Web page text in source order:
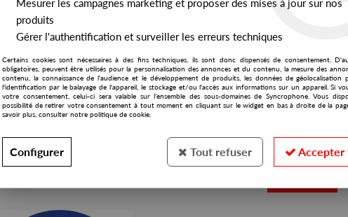
EXCLUSIVES
Mesurer les campagnes marketing et proposer des mises à jour sur nos
produits
Gérer l'authentification et surveiller les erreurs techniques
Certains cookies sont nécessaires à des fins techniques, ils sont donc dispensés de consentement.
obligatoires, peuvent être utilisés pour la personnalisation des annonces et du contenu, la mesure des
contenu, la connaissance de l'audience et le développement de produits, les données de géolocalisation
l'identification par le balayage de l'appareil, le stockage et/ou l'accès aux informations sur un appareil. Si
votre consentement, celui-ci sera valable sur l’ensemble des sous-domaines de Syncrophone. Vous
possibilité de retirer votre consentement à tout moment en cliquant sur le widget en bas à droite de la
savoir plus, consulter notre politique de cookie.
Configurer Tout refuser Accepter